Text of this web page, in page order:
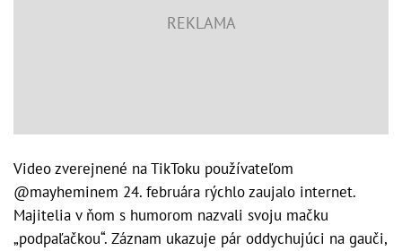
Video zverejnené na TikToku používateľom
@mayheminem 24. februára rýchlo zaujalo internet.
Majitelia v ňom s humorom nazvali svoju mačku
„podpaľačkou“. Záznam ukazuje pár oddychujúci na gauči,